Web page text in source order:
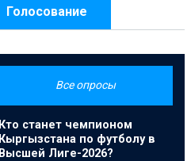
Голосование
Все опросы
Кто станет чемпионом
Кыргызстана по футболу в
Высшей Лиге-2026?